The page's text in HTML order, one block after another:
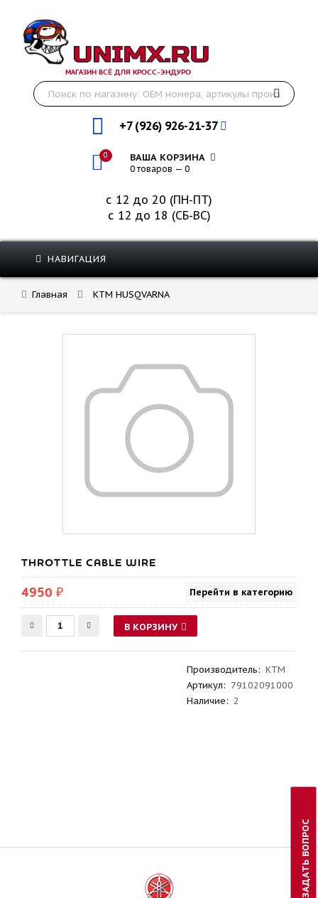
МАГАЗИН ВСЁ ДЛЯ КРОСС-ЭНДУРО
+7 (926) 926-21-37
0 ВАША КОРЗИНА
0 товаров — 0
с 12 до 20 (ПН-ПТ)
с 12 до 18 (СБ-ВС)
НАВИГАЦИЯ
Главная KTM HUSQVARNA
THROTTLE CABLE WIRE
4950 ₽ Перейти в категорию
В КОРЗИНУ
Производитель: KTM
Артикул: 79102091000
Наличие: 2
ЗАДАТЬ ВОПРОС